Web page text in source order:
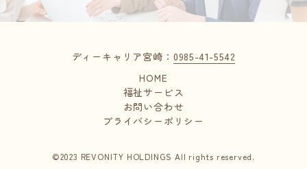
ディーキャリア宮崎： 0985-41-5542
HOME
福祉サービス
お問い合わせ
プライバシーポリシー
©2023 REVONITY HOLDINGS All rights reserved.